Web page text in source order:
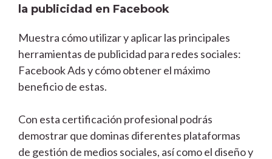
la publicidad en Facebook
Muestra cómo utilizar y aplicar las principales
herramientas de publicidad para redes sociales:
Facebook Ads y cómo obtener el máximo
beneficio de estas.
Con esta certificación profesional podrás
demostrar que dominas diferentes plataformas
de gestión de medios sociales, así como el diseño y